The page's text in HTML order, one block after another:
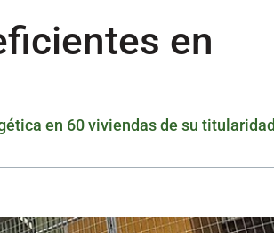
en
en 60 viviendas de su titularidad